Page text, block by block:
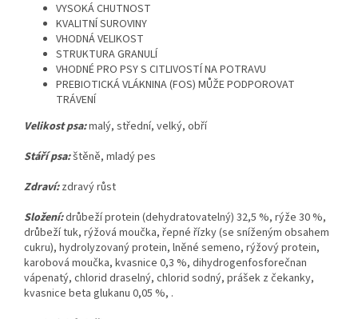
VYSOKÁ CHUTNOST
KVALITNÍ SUROVINY
VHODNÁ VELIKOST
STRUKTURA GRANULÍ
VHODNÉ PRO PSY S CITLIVOSTÍ NA POTRAVU
PREBIOTICKÁ VLÁKNINA (FOS) MŮŽE PODPOROVAT
TRÁVENÍ
Velikost psa:malý, střední, velký, obří
Stáří psa:štěně, mladý pes
Zdraví: zdravý růst
Složení:drůbeží protein (dehydratovatelný) 32,5 %, rýže 30 %,
drůbeží tuk, rýžová moučka, řepné řízky (se sníženým obsahem
cukru), hydrolyzovaný protein, lněné semeno, rýžový protein,
karobová moučka, kvasnice 0,3 %, dihydrogenfosforečnan
vápenatý, chlorid draselný, chlorid sodný, prášek z čekanky,
kvasnice beta glukanu 0,05 %, .